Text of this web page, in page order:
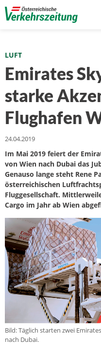
LUFT
Emirates
starke
Flughafen
24.04.2019
Im Mai 2019 feiert der
von Wien nach Dubai das
Genauso lange steht Rene
österreichischen
Fluggesellschaft.
Cargo im Jahr ab Wien
Bild: Täglich starten zwei
nach Dubai.